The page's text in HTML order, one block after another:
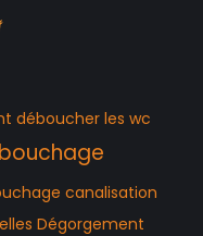
déboucher les wc
canalisation
Dégorgement